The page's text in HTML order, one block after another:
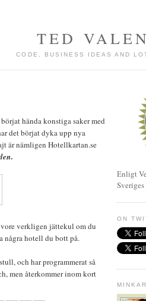
TED
CODE, BUSINESS IDEAS AND
hända konstiga saker med
det börjat dyka upp nya
är nämligen Hotellkartan.se
.
verkligen jättekul om du
några hotell du bott på.
och har programmerat så
men återkommer inom kort
Enligt
Sveriges
ON